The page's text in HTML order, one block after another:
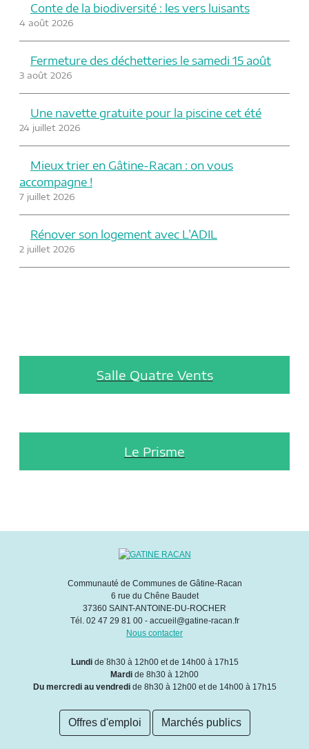
Conte de la biodiversité : les vers luisants
4 août 2026
Fermeture des déchetteries le samedi 15 août
3 août 2026
Une navette gratuite pour la piscine cet été
24 juillet 2026
Mieux trier en Gâtine-Racan : on vous
accompagne !
7 juillet 2026
Rénover son logement avec L’ADIL
2 juillet 2026
Salle Quatre Vents
Le Prisme
Communauté de Communes de Gâtine-Racan
6 rue du Chêne Baudet
37360 SAINT-ANTOINE-DU-ROCHER
Tél. 02 47 29 81 00 - accueil@gatine-racan.fr
Nous contacter
Lundide 8h30 à 12h00 et de 14h00 à 17h15
Mardi de 8h30 à 12h00
Du mercredi au vendredide 8h30 à 12h00 et de 14h00 à 17h15
Offres d'emploi Marchés publics